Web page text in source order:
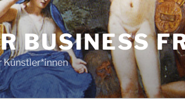
BUSINESS
Künstler*innen